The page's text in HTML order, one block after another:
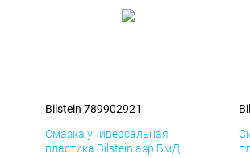
Bilstein 789902921
Смазка универсальная
пластика Bilstein аэр БмД